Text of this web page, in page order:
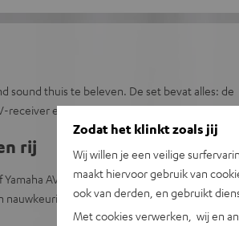
sound thuis te beleven. De set bevat alles: de
receiver en kabels. Voordeliger als bundel.
rij
AV-receiver RX-A2A en de ULTIMA 20
plaatsing van alle geluiden bij
Zodat het klinkt zoals jij
Wij willen je een veilige
maakt hiervoor gebruik van
ook van derden, en gebruikt
Met cookies verwerken, wij en